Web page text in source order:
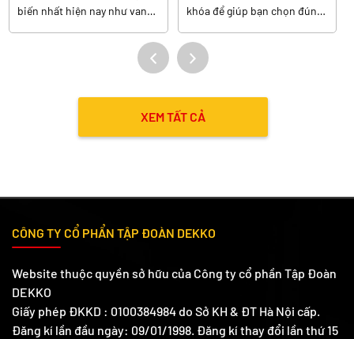
gia đình
biến nhất hiện nay như van
cấp thoát nước gia đình, bền
khóa để giúp bạn chọn đúng
sử dụng.
XEM TẤT CẢ
CÔNG TY CỔ PHẨN TẬP ĐOÀN DEKKO
Website thuộc quyền sở hữu của Công ty cổ phần Tập Đoàn
DEKKO
Giấy phép ĐKKD : 0100384984 do Sở KH & ĐT Hà Nội cấp.
Đăng kí lần đầu ngày: 09/01/1998. Đăng kí thay đổi lần thứ 15